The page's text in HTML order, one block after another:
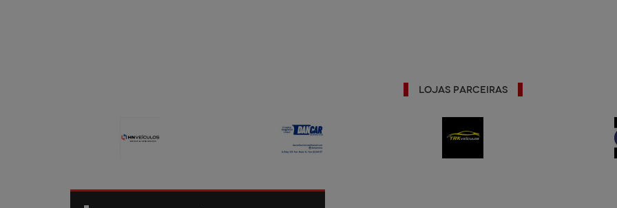
Lojas Parceiras